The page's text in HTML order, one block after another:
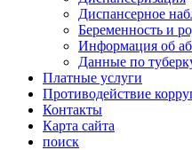
Диспансерное
Беременность и
Информация об
Данные по
Платные услуги
Противодействие
Контакты
Карта сайта
поиск